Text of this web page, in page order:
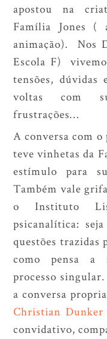
apostou na
Família Jones (
animação). Nos
Escola F)
tensões, dúvidas
voltas com
frustrações…
A conversa com
teve vinhetas da
estímulo para
Também vale
o Instituto
psicanalítica:
questões trazidas
como pensa a
processo
a conversa
Christian Dunker
convidativo,